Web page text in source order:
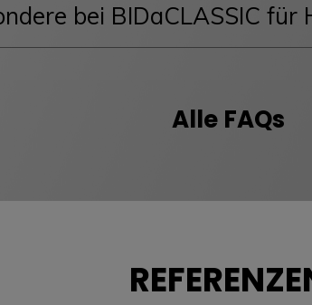
bei BIDaCLASSIC für
Alle FAQs